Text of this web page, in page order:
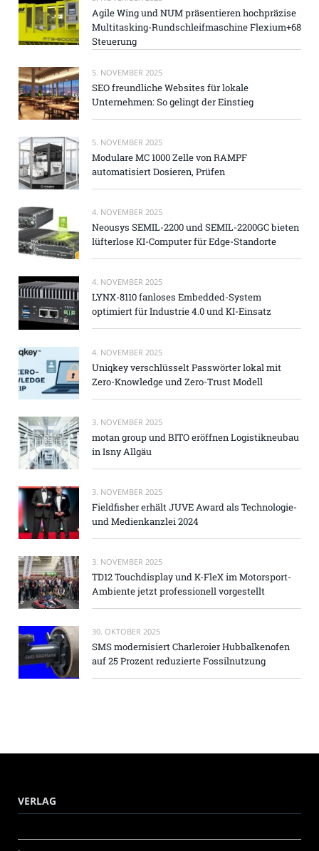
Agile Wing und NUM präsentieren hochpräzise
Multitasking-Rundschleifmaschine Flexium+68
Steuerung
5. NOVEMBER 2025
SEO freundliche Websites für lokale
Unternehmen: So gelingt der Einstieg
5. NOVEMBER 2025
Modulare MC 1000 Zelle von RAMPF
automatisiert Dosieren, Prüfen
4. NOVEMBER 2025
Neousys SEMIL-2200 und SEMIL-2200GC bieten
lüfterlose KI-Computer für Edge-Standorte
4. NOVEMBER 2025
LYNX-8110 fanloses Embedded-System
optimiert für Industrie 4.0 und KI-Einsatz
4. NOVEMBER 2025
Uniqkey verschlüsselt Passwörter lokal mit
Zero-Knowledge und Zero-Trust Modell
3. NOVEMBER 2025
motan group und BITO eröffnen Logistikneubau
in Isny Allgäu
3. NOVEMBER 2025
Fieldfisher erhält JUVE Award als Technologie-
und Medienkanzlei 2024
3. NOVEMBER 2025
TD12 Touchdisplay und K-FleX im Motorsport-
Ambiente jetzt professionell vorgestellt
30. OKTOBER 2025
SMS modernisiert Charleroier Hubbalkenofen
auf 25 Prozent reduzierte Fossilnutzung
VERLAG